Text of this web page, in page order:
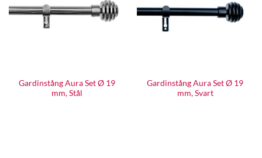
Gardinstång Aura Set Ø 19
mm, Stål
Gardinstång Aura Set Ø 19
mm, Svart